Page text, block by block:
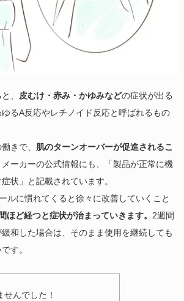
、 皮むけ・赤み・かゆみなどの症状が出る
るA反応やレチノイド反応と呼ばれるもの
きで、 肌のターンオーバーが促進されるこ
メーカーの公式情報にも、「製品が正常に機
状」と記載されています。
ルに慣れてくると徐々に改善していくこと
ほど経つと症状が治まっていきます。 2週間
和した場合は、そのまま使用を継続しても
す。
んでした！